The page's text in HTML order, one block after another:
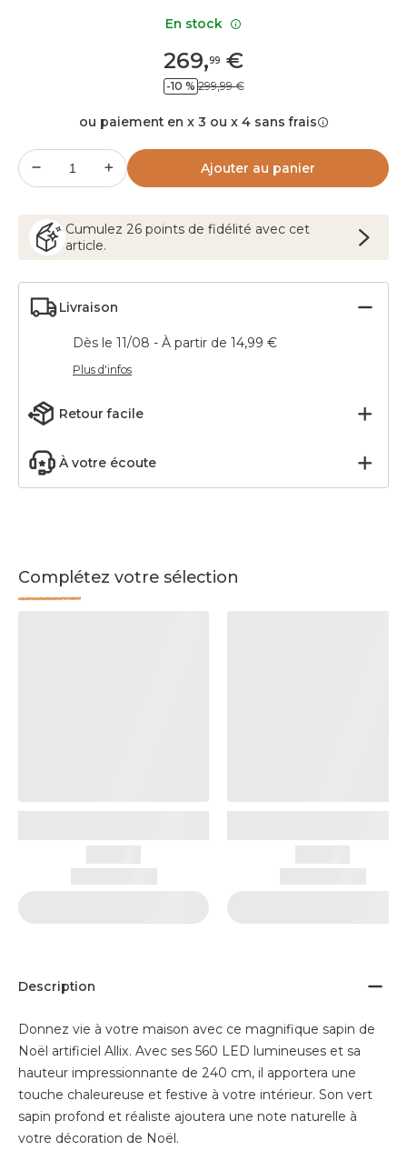
269,99 €
-10 % 299,99 €
ou paiement en x 3 ou x 4 sans frais
Ajouter au panier
Cumulez 26 points de fidélité avec cet
article.
Livraison
Dès le 11/08 - À partir de 14,99 €
Plus d'infos
Retour facile
À votre écoute
Complétez votre sélection
Description
Donnez vie à votre maison avec ce magnifique sapin de
Noël artificiel Allix. Avec ses 560 LED lumineuses et sa
hauteur impressionnante de 240 cm, il apportera une
touche chaleureuse et festive à votre intérieur. Son vert
sapin profond et réaliste ajoutera une note naturelle à
votre décoration de Noël.